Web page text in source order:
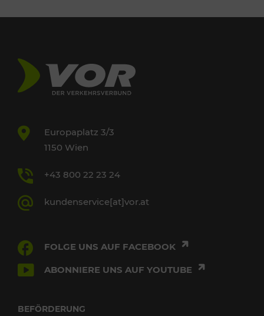
Europaplatz 3/3
1150 Wien
+43 800 22 23 24
kundenservice[at]vor.at
FOLGE UNS AUF FACEBOOK
ABONNIERE UNS AUF YOUTUBE
BEFÖRDERUNG